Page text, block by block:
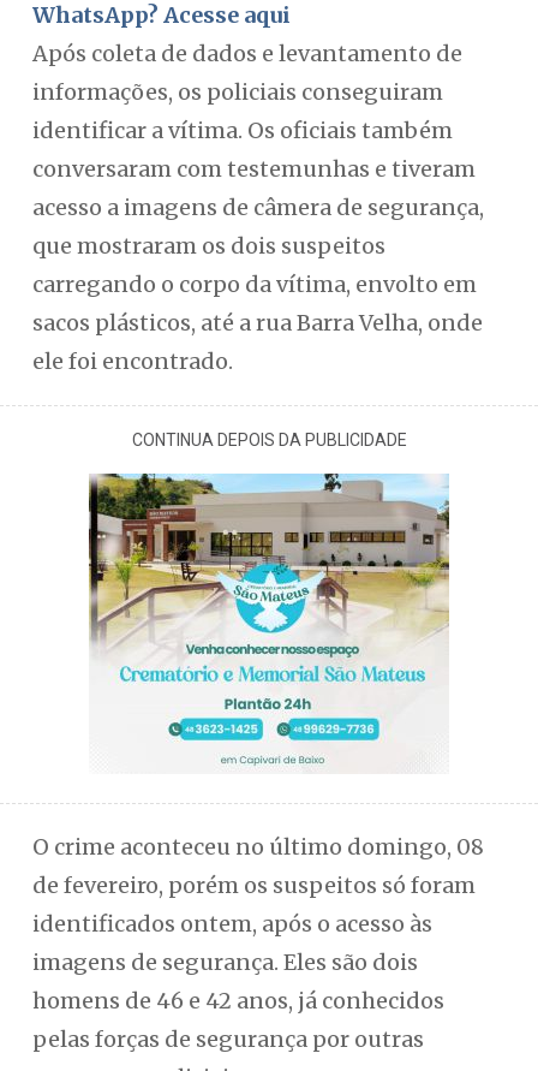
WhatsApp? Acesse aqui
Após coleta de dados e levantamento de
informações, os policiais conseguiram
identificar a vítima. Os oficiais também
conversaram com testemunhas e tiveram
acesso a imagens de câmera de segurança,
que mostraram os dois suspeitos
carregando o corpo da vítima, envolto em
sacos plásticos, até a rua Barra Velha, onde
ele foi encontrado.
CONTINUA DEPOIS DA PUBLICIDADE
O crime aconteceu no último domingo, 08
de fevereiro, porém os suspeitos só foram
identificados ontem, após o acesso às
imagens de segurança. Eles são dois
homens de 46 e 42 anos, já conhecidos
pelas forças de segurança por outras